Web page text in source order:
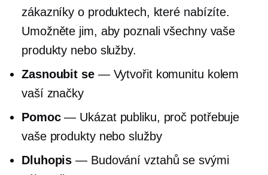
zákazníky o produktech, které nabízíte.
Umožněte jim, aby poznali všechny vaše
produkty nebo služby.
Zasnoubit se— Vytvořit komunitu kolem
vaší značky
Pomoc— Ukázat publiku, proč potřebuje
vaše produkty nebo služby
Dluhopis — Budování vztahů se svými